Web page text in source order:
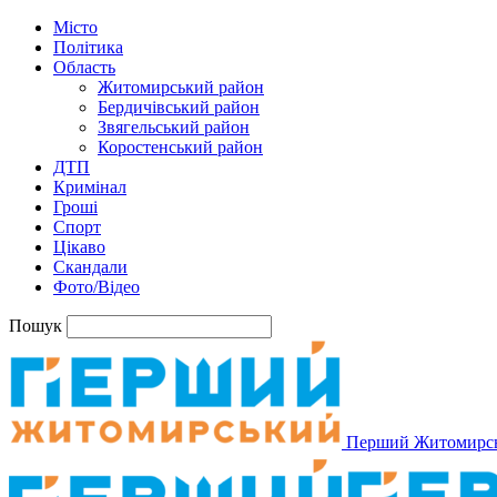
Місто
Політика
Область
Житомирський район
Бердичівський район
Звягельський район
Коростенський район
ДТП
Кримінал
Гроші
Спорт
Цікаво
Скандали
Фото/Відео
Пошук
Перший